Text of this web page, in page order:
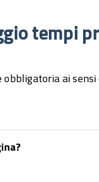
tempi
ai